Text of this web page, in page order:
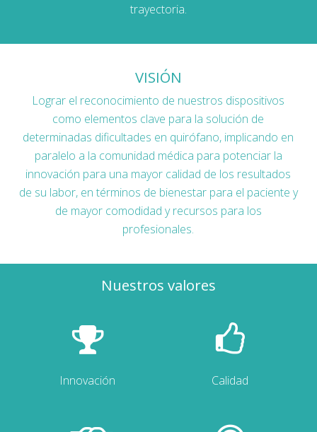
trayectoria.
VISIÓN
Lograr el reconocimiento de nuestros dispositivos
como elementos clave para la solución de
determinadas dificultades en quirófano, implicando en
paralelo a la comunidad médica para potenciar la
innovación para una mayor calidad de los resultados
de su labor, en términos de bienestar para el paciente y
de mayor comodidad y recursos para los
profesionales.
Nuestros valores
Innovación Calidad